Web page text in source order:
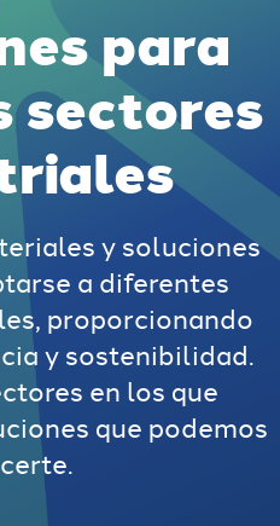
para
sectores
y soluciones
a diferentes
proporcionando
y sostenibilidad.
en los que
que podemos